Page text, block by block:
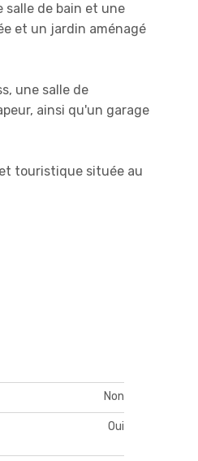
salle de bain et une
et un jardin aménagé
une salle de
ainsi qu'un garage
touristique située au
Non
Oui